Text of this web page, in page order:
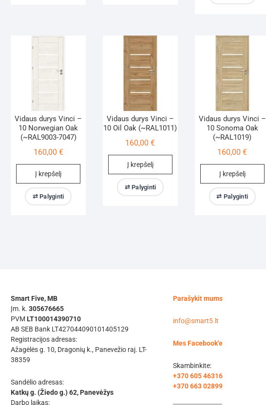
Vidaus durys Vinci –
10 Norwegian Oak
(~RAL9003-7047)
160,00 €
Į krepšelį
⇄ Palyginti
Vidaus durys Vinci –
10 Oil Oak (~RAL1011)
160,00€
Į krepšelį
⇄ Palyginti
Vidaus durys Vinci –
10 Sonoma Oak
(~RAL1019)
160,00€
Į krepšelį
⇄ Palyginti
Smart Five, MB
Įm. k. 305676665
PVM LT100014390710
AB SEB Bank LT427044090101405129
Registracijos adresas:
Ažagėlės g. 10, Dragonių k., Panevežio raj. LT-
38359
Sandėlio adresas:
Katkų g. (Žiedo g.) 62, Panevėžys
Darbo laikas:
Parašykit mums
info@smart5.lt
Mes Facebook'e
Skambinkite:
+370 605 46316
+370 663 02899